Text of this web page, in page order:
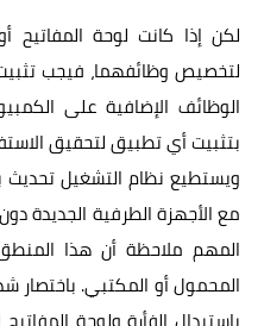
لكن إذا كانت لوحة المفاتيح
لتخصيص وظائفهما، فيجب
الوظائف الإضافية على
بتثبيت أي تطبيق لتحقيق
ويستطيع نظام التشغيل تحديث
مع الأجهزة الطرفية الجديدة
المهم ملاحظة أن هذا
المحمول أو المكتبي. باختصار